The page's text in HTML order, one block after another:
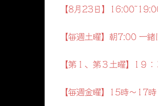
【8月23日】
【毎週土曜】朝7:00 一
【第１、第３土曜】1９
【毎週金曜】15時～17